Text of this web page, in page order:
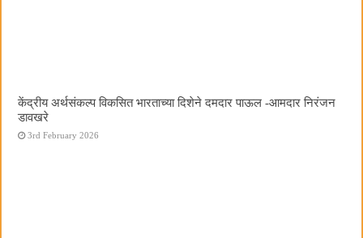
केंद्रीय अर्थसंकल्प विकसित भारताच्या दिशेने दमदार पाऊल -आमदार निरंजन
डावखरे
3rd February 2026